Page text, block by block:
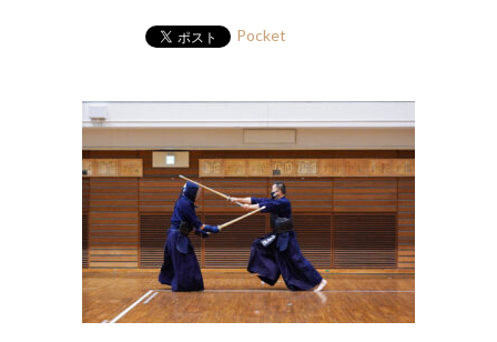
Pocket